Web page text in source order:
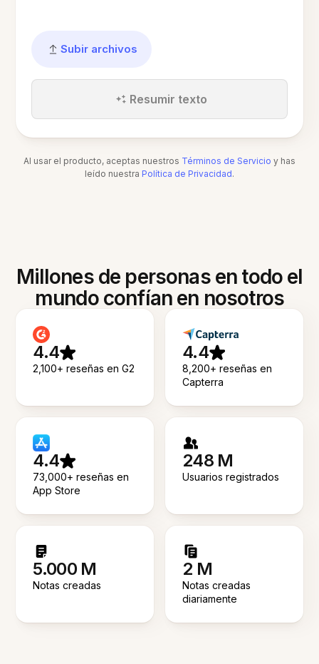
Subir archivos
Resumir texto
Al usar el producto, aceptas nuestros Términos de Servicio y has
leído nuestra Política de Privacidad.
Millones de personas en todo el
mundo confían en nosotros
4.4
2,100+ reseñas en G2
4.4
8,200+ reseñas en
Capterra
4.4
73,000+ reseñas en
App Store
248 M
Usuarios registrados
5.000 M
Notas creadas
2 M
Notas creadas
diariamente